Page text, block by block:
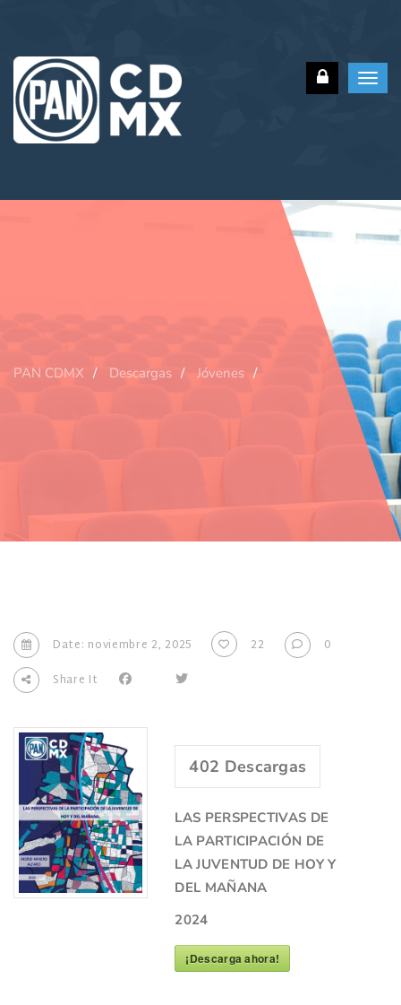
PAN CDMX Descargas Jóvenes
Date: noviembre 2, 2025 22
0
Share It
402 Descargas
LAS PERSPECTIVAS DE
LA PARTICIPACIÓN DE
LA JUVENTUD DE HOY Y
DEL MAÑANA
2024
¡Descarga ahora!